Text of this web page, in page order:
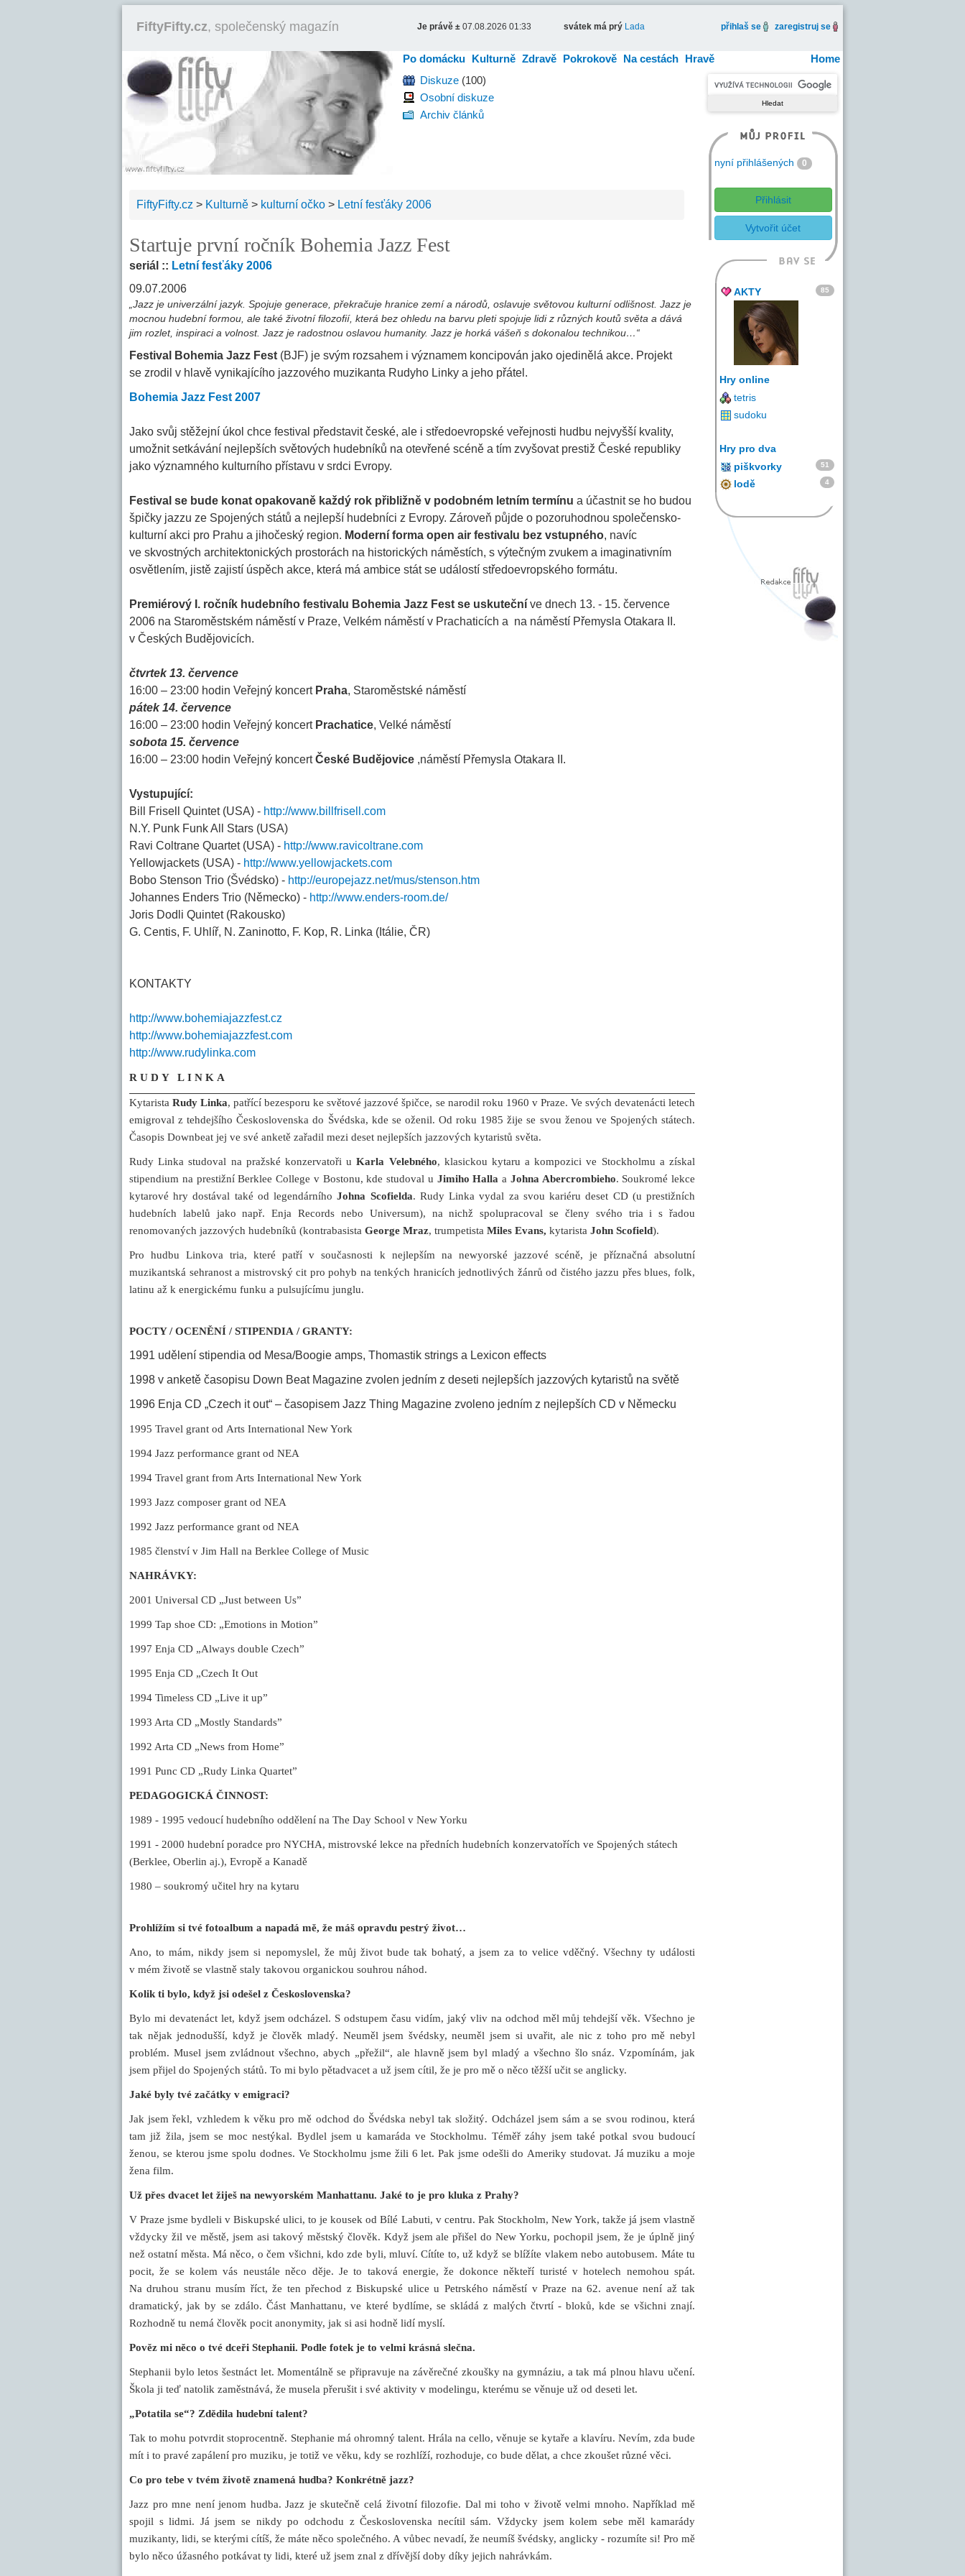
FiftyFifty.cz, společenský magazín Je právě ± 07.08.2026 01:33 svátek má prý Lada přihlaš se zaregistruj se
Home
Po domácku Kulturně Zdravě Pokrokově Na cestách Hravě
Diskuze (100)
Osobní diskuze
Archiv článků
FiftyFifty.cz > Kulturně > kulturní očko > Letní fesťáky 2006
Startuje první ročník Bohemia Jazz Fest
seriál :: Letní fesťáky 2006
09.07.2006
„Jazz je univerzální jazyk. Spojuje generace, překračuje hranice zemí a národů, oslavuje světovou kulturní odlišnost. Jazz je
mocnou hudební formou, ale také životní filozofií, která bez ohledu na barvu pleti spojuje lidi z různých koutů světa a dává
jim rozlet, inspiraci a volnost. Jazz je radostnou oslavou humanity. Jazz je horká vášeň s dokonalou technikou…“
Festival Bohemia Jazz Fest (BJF) je svým rozsahem i významem koncipován jako ojedinělá akce. Projekt
se zrodil v hlavě vynikajícího jazzového muzikanta Rudyho Linky a jeho přátel.
Bohemia Jazz Fest 2007
Jako svůj stěžejní úkol chce festival představit české, ale i středoevropské veřejnosti hudbu nejvyšší kvality,
umožnit setkávání nejlepších světových hudebníků na otevřené scéně a tím zvyšovat prestiž České republiky
jako významného kulturního přístavu v srdci Evropy.
Festival se bude konat opakovaně každý rok přibližně v podobném letním termínu a účastnit se ho budou
špičky jazzu ze Spojených států a nejlepší hudebníci z Evropy. Zároveň půjde o pozoruhodnou společensko-
kulturní akci pro Prahu a jihočeský region. Moderní forma open air festivalu bez vstupného, navíc
ve skvostných architektonických prostorách na historických náměstích, s výtečným zvukem a imaginativním
osvětlením, jistě zajistí úspěch akce, která má ambice stát se událostí středoevropského formátu.
Premiérový I. ročník hudebního festivalu Bohemia Jazz Fest se uskuteční ve dnech 13. - 15. července
2006 na Staroměstském náměstí v Praze, Velkém náměstí v Prachaticích a na náměstí Přemysla Otakara II.
v Českých Budějovicích.
čtvrtek 13. července
16:00 – 23:00 hodin Veřejný koncert Praha, Staroměstské náměstí
pátek 14. července
16:00 – 23:00 hodin Veřejný koncert Prachatice, Velké náměstí
sobota 15. července
16:00 – 23:00 hodin Veřejný koncertČeské Budějovice ,náměstí Přemysla Otakara II.
Vystupující:
Bill Frisell Quintet (USA) - http://www.billfrisell.com
N.Y. Punk Funk All Stars (USA)
Ravi Coltrane Quartet (USA) - http://www.ravicoltrane.com
Yellowjackets (USA) - http://www.yellowjackets.com
Bobo Stenson Trio (Švédsko) - http://europejazz.net/mus/stenson.htm
Johannes Enders Trio (Německo) - http://www.enders-room.de/
Joris Dodli Quintet (Rakousko)
G. Centis, F. Uhlíř, N. Zaninotto, F. Kop, R. Linka (Itálie, ČR)
KONTAKTY
http://www.bohemiajazzfest.cz
http://www.bohemiajazzfest.com
http://www.rudylinka.com
RUDY LINKA
Kytarista Rudy Linka, patřící bezesporu ke světové jazzové špičce, se narodil roku 1960 v Praze. Ve svých devatenácti letech
emigroval z tehdejšího Československa do Švédska, kde se oženil. Od roku 1985 žije se svou ženou ve Spojených státech.
Časopis Downbeat jej ve své anketě zařadil mezi deset nejlepších jazzových kytaristů světa.
Rudy Linka studoval na pražské konzervatoři uKarla Velebného, klasickou kytaru a kompozici ve Stockholmu a získal
stipendium na prestižní Berklee College v Bostonu, kde studoval u Jimiho Halla a Johna Abercrombieho. Soukromé lekce
kytarové hry dostával také od legendárníhoJohna Scofielda. Rudy Linka vydal za svou kariéru deset CD (u prestižních
hudebních labelů jako např. Enja Records nebo Universum), na nichž spolupracoval se členy svého tria i s řadou
renomovaných jazzových hudebníků (kontrabasista George Mraz, trumpetista Miles Evans, kytarista John Scofield).
Pro hudbu Linkova tria, které patří v současnosti k nejlepším na newyorské jazzové scéně, je příznačná absolutní
muzikantská sehranost a mistrovský cit pro pohyb na tenkých hranicích jednotlivých žánrů od čistého jazzu přes blues, folk,
latinu až k energickému funku a pulsujícímu junglu.
POCTY / OCENĚNÍ / STIPENDIA / GRANTY:
1991 udělení stipendia od Mesa/Boogie amps, Thomastik strings a Lexicon effects
1998 v anketě časopisu Down Beat Magazine zvolen jedním z deseti nejlepších jazzových kytaristů na světě
1996 Enja CD „Czech it out“ – časopisem Jazz Thing Magazine zvoleno jedním z nejlepších CD v Německu
1995 Travel grant od Arts International New York
1994 Jazz performance grant od NEA
1994 Travel grant from Arts International New York
1993 Jazz composer grant od NEA
1992 Jazz performance grant od NEA
1985 členství v Jim Hall na Berklee College of Music
NAHRÁVKY:
2001 Universal CD „Just between Us”
1999 Tap shoe CD: „Emotions in Motion”
1997 Enja CD „Always double Czech”
1995 Enja CD „Czech It Out
1994 Timeless CD „Live it up”
1993 Arta CD „Mostly Standards”
1992 Arta CD „News from Home”
1991 Punc CD „Rudy Linka Quartet”
PEDAGOGICKÁ ČINNOST:
1989 - 1995 vedoucí hudebního oddělení na The Day School v New Yorku
1991 - 2000 hudební poradce pro NYCHA, mistrovské lekce na předních hudebních konzervatořích ve Spojených státech
(Berklee, Oberlin aj.), Evropě a Kanadě
1980 – soukromý učitel hry na kytaru
Prohlížím si tvé fotoalbum a napadá mě, že máš opravdu pestrý život…
Ano, to mám, nikdy jsem si nepomyslel, že můj život bude tak bohatý, a jsem za to velice vděčný. Všechny ty události
v mém životě se vlastně staly takovou organickou souhrou náhod.
Kolik ti bylo, když jsi odešel z Československa?
Bylo mi devatenáct let, když jsem odcházel. S odstupem času vidím, jaký vliv na odchod měl můj tehdejší věk. Všechno je
tak nějak jednodušší, když je člověk mladý. Neuměl jsem švédsky, neuměl jsem si uvařit, ale nic z toho pro mě nebyl
problém. Musel jsem zvládnout všechno, abych „přežil“, ale hlavně jsem byl mladý a všechno šlo snáz. Vzpomínám, jak
jsem přijel do Spojených států. To mi bylo pětadvacet a už jsem cítil, že je pro mě o něco těžší učit se anglicky.
Jaké byly tvé začátky v emigraci?
Jak jsem řekl, vzhledem k věku pro mě odchod do Švédska nebyl tak složitý. Odcházel jsem sám a se svou rodinou, která
tam již žila, jsem se moc nestýkal. Bydlel jsem u kamaráda ve Stockholmu. Téměř záhy jsem také potkal svou budoucí
ženou, se kterou jsme spolu dodnes. Ve Stockholmu jsme žili 6 let. Pak jsme odešli do Ameriky studovat. Já muziku a moje
žena film.
Už přes dvacet let žiješ na newyorském Manhattanu. Jaké to je pro kluka z Prahy?
V Praze jsme bydleli v Biskupské ulici, to je kousek od Bílé Labuti, v centru. Pak Stockholm, New York, takže já jsem vlastně
vždycky žil ve městě, jsem asi takový městský člověk. Když jsem ale přišel do New Yorku, pochopil jsem, že je úplně jiný
než ostatní města. Má něco, o čem všichni, kdo zde byli, mluví. Cítíte to, už když se blížíte vlakem nebo autobusem. Máte tu
pocit, že se kolem vás neustále něco děje. Je to taková energie, že dokonce někteří turisté v hotelech nemohou spát.
Na druhou stranu musím říct, že ten přechod z Biskupské ulice u Petrského náměstí v Praze na 62. avenue není až tak
dramatický, jak by se zdálo. Část Manhattanu, ve které bydlíme, se skládá z malých čtvrtí - bloků, kde se všichni znají.
Rozhodně tu nemá člověk pocit anonymity, jak si asi hodně lidí myslí.
Pověz mi něco o tvé dceři Stephanii. Podle fotek je to velmi krásná slečna.
Stephanii bylo letos šestnáct let. Momentálně se připravuje na závěrečné zkoušky na gymnáziu, a tak má plnou hlavu učení.
Škola ji teď natolik zaměstnává, že musela přerušit i své aktivity v modelingu, kterému se věnuje už od deseti let.
„Potatila se“? Zdědila hudební talent?
Tak to mohu potvrdit stoprocentně. Stephanie má ohromný talent. Hrála na cello, věnuje se kytaře a klavíru. Nevím, zda bude
mít i to pravé zapálení pro muziku, je totiž ve věku, kdy se rozhlíží, rozhoduje, co bude dělat, a chce zkoušet různé věci.
Co pro tebe v tvém životě znamená hudba? Konkrétně jazz?
Jazz pro mne není jenom hudba. Jazz je skutečně celá životní filozofie. Dal mi toho v životě velmi mnoho. Například mě
spojil s lidmi. Já jsem se nikdy po odchodu z Československa necítil sám. Vždycky jsem kolem sebe měl kamarády
muzikanty, lidi, se kterými cítíš, že máte něco společného. A vůbec nevadí, že neumíš švédsky, anglicky - rozumíte si! Pro mě
bylo něco úžasného potkávat ty lidi, které už jsem znal z dřívější doby díky jejich nahrávkám.
nyní přihlášených 0
Přihlásit
Vytvořit účet
AKTY 85
Hry online
tetris
sudoku
Hry pro dva
piškvorky
51
lodě 4